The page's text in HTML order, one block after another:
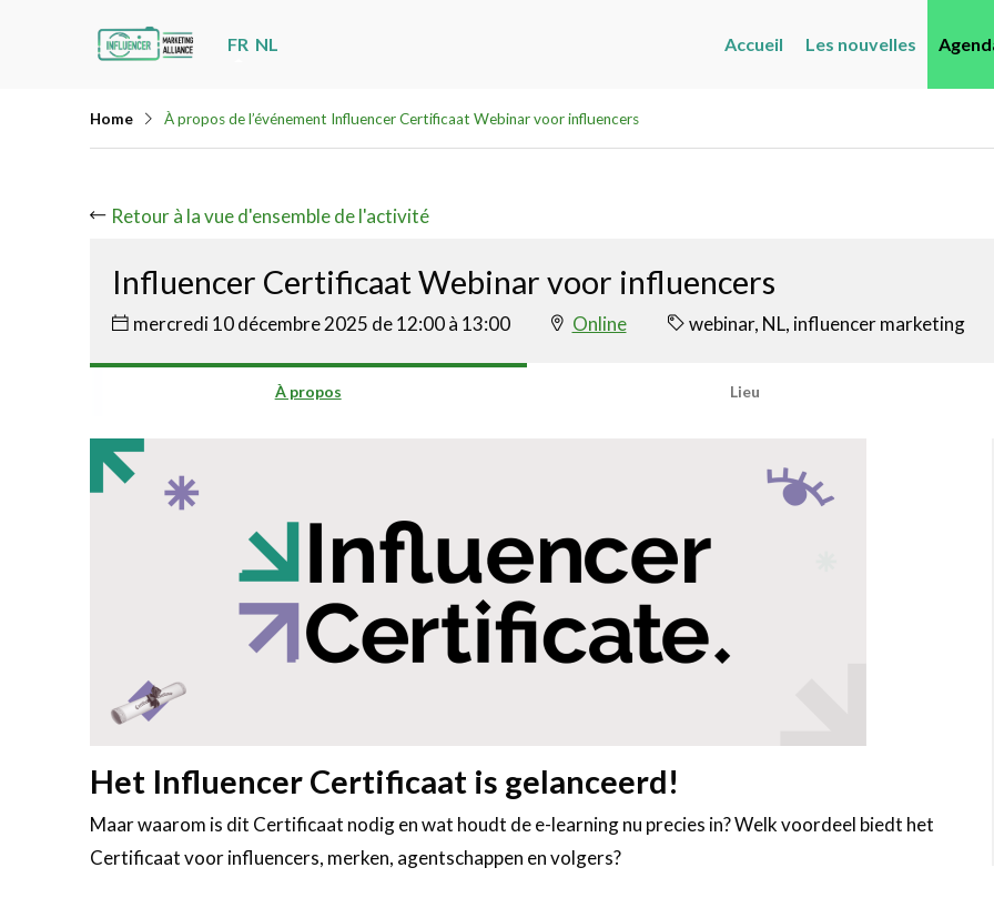
FR NL Accueil Les nouvelles
Home À propos de l’événement Influencer Certificaat Webinar voor influencers
Retour à la vue d'ensemble de l'activité
Influencer Certificaat Webinar voor influencers
mercredi 10 décembre 2025 de 12:00 à 13:00 Online webinar, NL, influencer marketing
À propos Lieu
Het Influencer Certificaat is gelanceerd!
Maar waarom is dit Certificaat nodig en wat houdt de e-learning nu precies in? Welk voordeel biedt het
Certificaat voor influencers, merken, agentschappen en volgers?